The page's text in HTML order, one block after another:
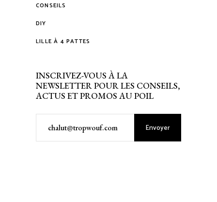
CONSEILS
DIY
LILLE À 4 PATTES
INSCRIVEZ-VOUS À LA
NEWSLETTER POUR LES CONSEILS,
ACTUS ET PROMOS AU POIL
Envoyer